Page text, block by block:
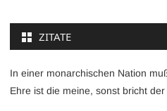
for:
ZITATE
In einer monarchischen Nation
Ehre ist die meine, sonst bricht